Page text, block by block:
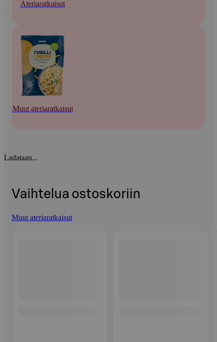
Ateriaratkaisut
Muut ateriaratkaisut
Ladataan...
Vaihtelua ostoskoriin
Muut ateriaratkaisut